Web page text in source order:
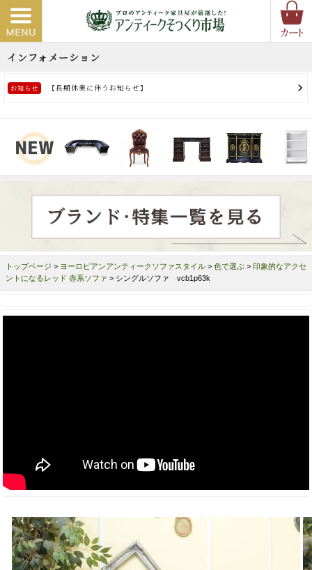
トップページ > ヨーロピアンアンティークソファスタイル > 色で選ぶ > 印象的なアクセ
ントになるレッド 赤系ソファ > シングルソファ vcb1p63k